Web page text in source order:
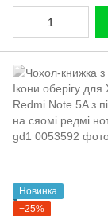
Новинка
−25%